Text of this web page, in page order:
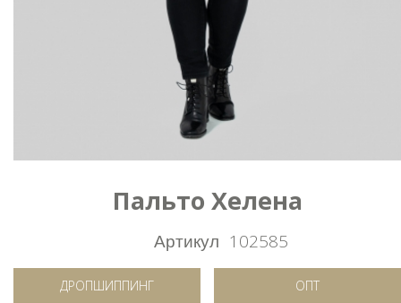
Пальто Хелена
Артикул 102585
ДРОПШИППИНГ ОПТ